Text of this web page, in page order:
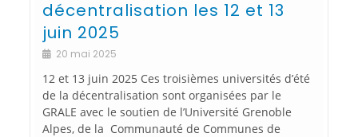
décentralisation les 12 et 13
juin 2025
20 mai 2025
12 et 13 juin 2025 Ces troisièmes universités d’été
de la décentralisation sont organisées par le
GRALE avec le soutien de l’Université Grenoble
Alpes, de la Communauté de Communes de